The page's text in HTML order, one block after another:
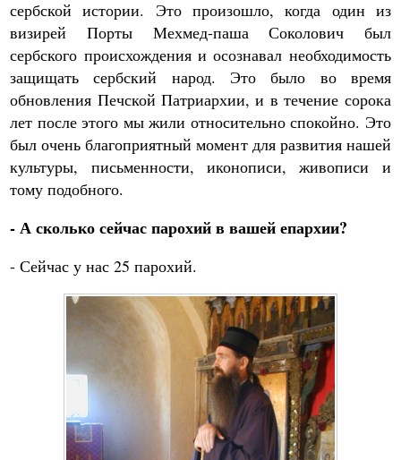
сербской истории. Это произошло, когда один из
визирей Порты Мехмед-паша Соколович был
сербского происхождения и осознавал необходимость
защищать сербский народ. Это было во время
обновления Печской Патриархии, и в течение сорока
лет после этого мы жили относительно спокойно. Это
был очень благоприятный момент для развития нашей
культуры, письменности, иконописи, живописи и
тому подобного.
- А сколько сейчас парохий в вашей епархии?
- Сейчас у нас 25 парохий.